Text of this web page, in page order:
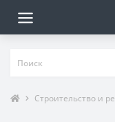
Строительство и